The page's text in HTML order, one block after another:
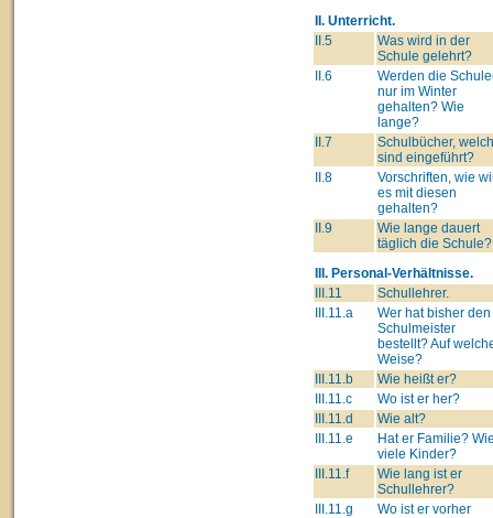
II. Unterricht.
II.5
Was wird in der
Schule gelehrt?
II.6
Werden die
nur im Winter
gehalten? Wie
lange?
II.7
Schulbücher,
sind eingeführt?
II.8
Vorschriften, wie
es mit diesen
gehalten?
II.9
Wie lange dauert
täglich die Schule?
III. Personal-Verhältnisse.
III.11
Schullehrer.
III.11.a
Wer hat bisher den
Schulmeister
bestellt? Auf
Weise?
III.11.b
Wie heißt er?
III.11.c
Wo ist er her?
III.11.d
Wie alt?
III.11.e
Hat er Familie?
viele Kinder?
III.11.f
Wie lang ist er
Schullehrer?
III.11.g
Wo ist er vorher